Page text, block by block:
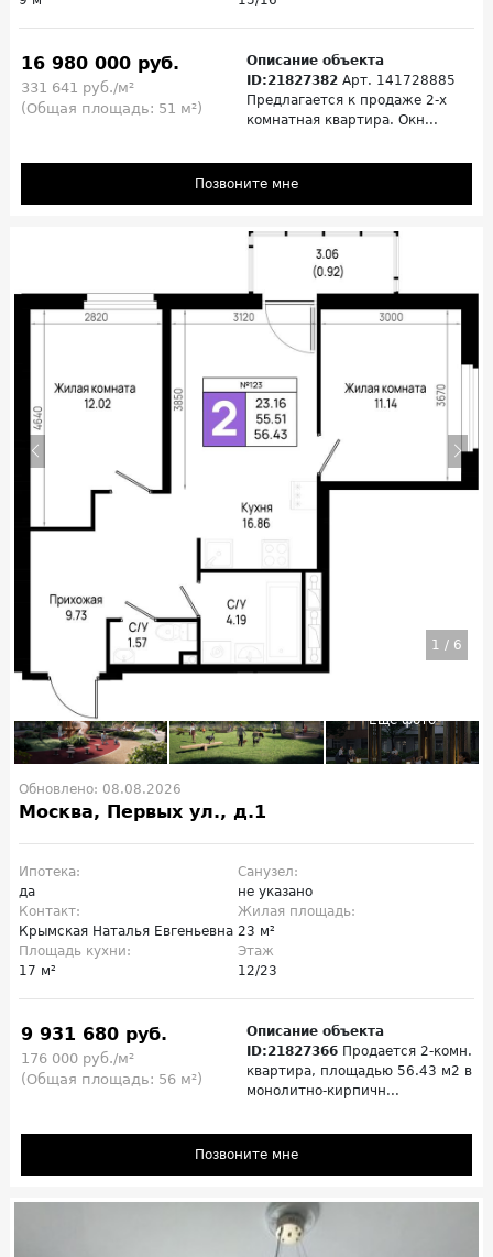
16 980 000 руб.
331 641 руб./м²
(Общая площадь: 51 м²)
Описание объекта
ID:21827382 Арт. 141728885
Предлагается к продаже 2-х
комнатная квартира. Окн...
Позвоните мне
1 / 6
Обновлено: 08.08.2026
Москва, Первых ул., д.1
Ипотека:
да
Санузел:
не указано
Контакт:
Крымская Наталья Евгеньевна
Жилая площадь:
23 м²
Площадь кухни:
17 м²
Этаж
12/23
9 931 680 руб.
176 000 руб./м²
(Общая площадь: 56 м²)
Описание объекта
ID:21827366 Продается 2-комн.
квартира, площадью 56.43 м2 в
монолитно-кирпичн...
Позвоните мне